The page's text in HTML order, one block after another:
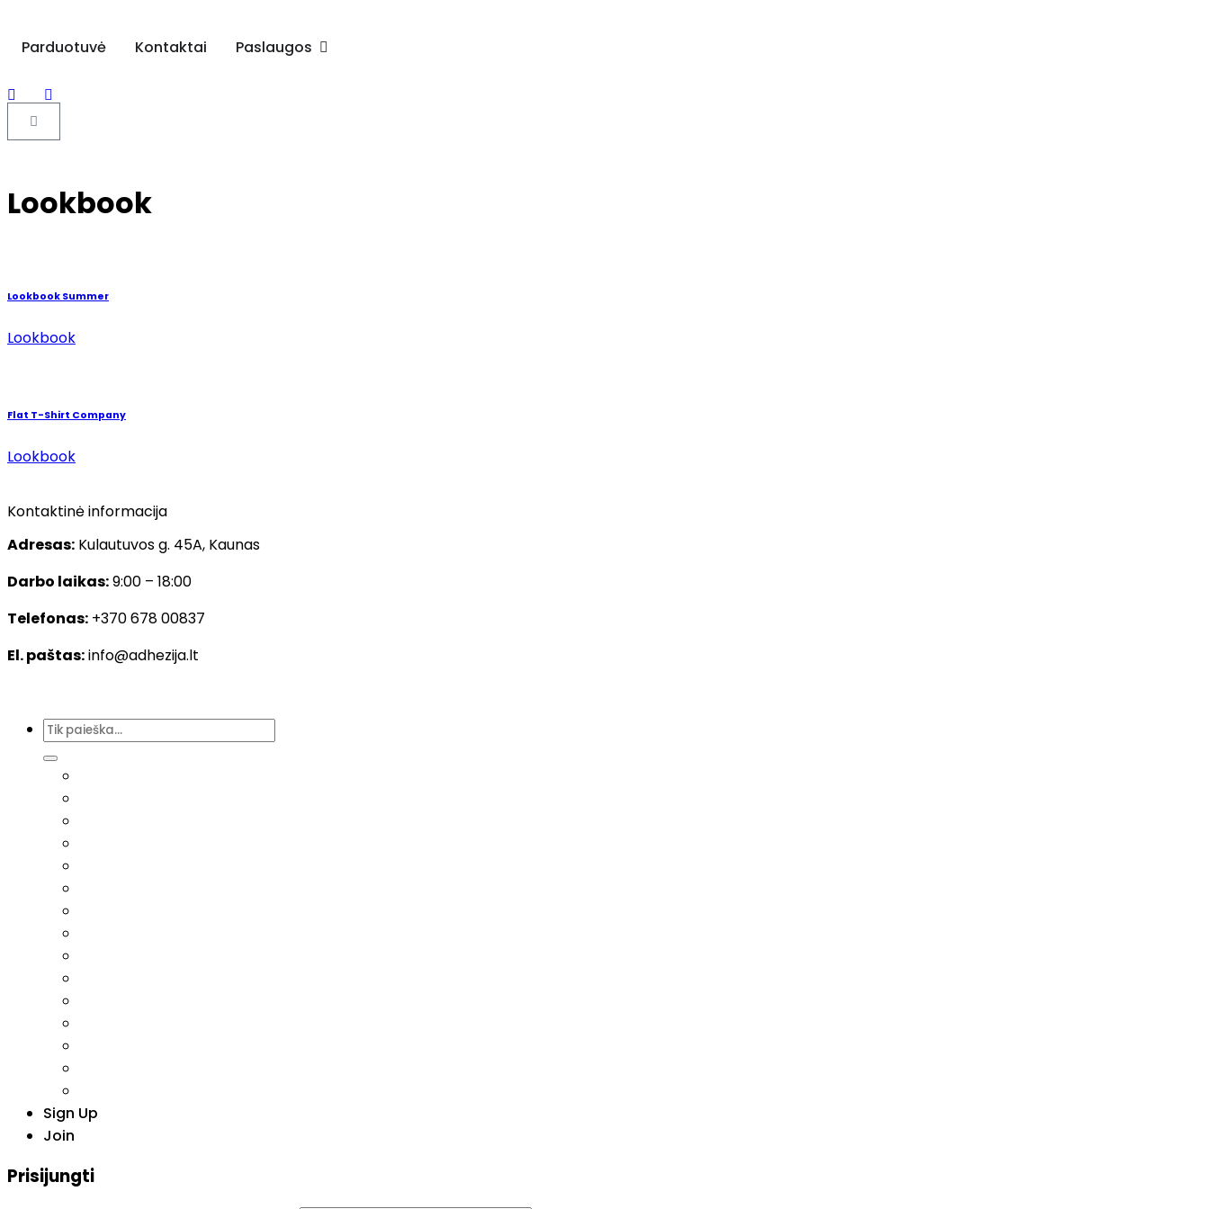
Parduotuvė Kontaktai Paslaugos
Lookbook
Lookbook Summer
Lookbook
Flat T-Shirt Company
Lookbook
Kontaktinė informacija
Adresas: Kulautuvos g. 45A, Kaunas
Darbo laikas:9:00 – 18:00
Telefonas: +370 678 00837
El. paštas:info@adhezija.lt
Sign Up
Join
Prisijungti